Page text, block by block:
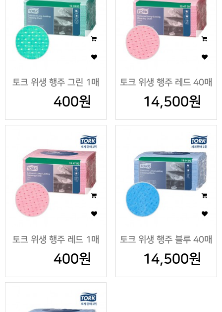
토크 위생 행주 그린 1매
400원
토크 위생 행주 레드 40매
14,500원
토크 위생 행주 레드 1매
400원
토크 위생 행주 블루 40매
14,500원